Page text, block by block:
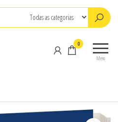
Menu
0